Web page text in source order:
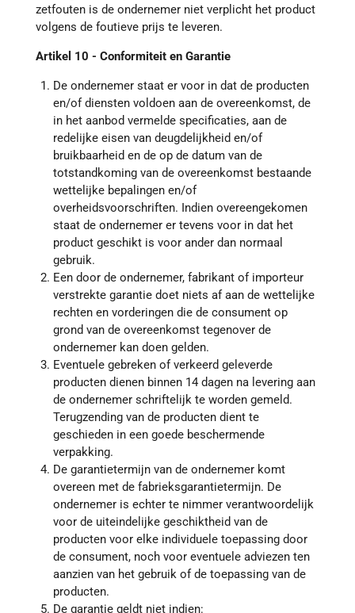
zetfouten is de ondernemer niet verplicht het product
volgens de foutieve prijs te leveren.
Artikel 10 - Conformiteit en Garantie
De ondernemer staat er voor in dat de producten
en/of diensten voldoen aan de overeenkomst, de
in het aanbod vermelde specificaties, aan de
redelijke eisen van deugdelijkheid en/of
bruikbaarheid en de op de datum van de
totstandkoming van de overeenkomst bestaande
wettelijke bepalingen en/of
overheidsvoorschriften. Indien overeengekomen
staat de ondernemer er tevens voor in dat het
product geschikt is voor ander dan normaal
gebruik.
Een door de ondernemer, fabrikant of importeur
verstrekte garantie doet niets af aan de wettelijke
rechten en vorderingen die de consument op
grond van de overeenkomst tegenover de
ondernemer kan doen gelden.
Eventuele gebreken of verkeerd geleverde
producten dienen binnen 14 dagen na levering aan
de ondernemer schriftelijk te worden gemeld.
Terugzending van de producten dient te
geschieden in een goede beschermende
verpakking.
De garantietermijn van de ondernemer komt
overeen met de fabrieksgarantietermijn. De
ondernemer is echter te nimmer verantwoordelijk
voor de uiteindelijke geschiktheid van de
producten voor elke individuele toepassing door
de consument, noch voor eventuele adviezen ten
aanzien van het gebruik of de toepassing van de
producten.
De garantie geldt niet indien: